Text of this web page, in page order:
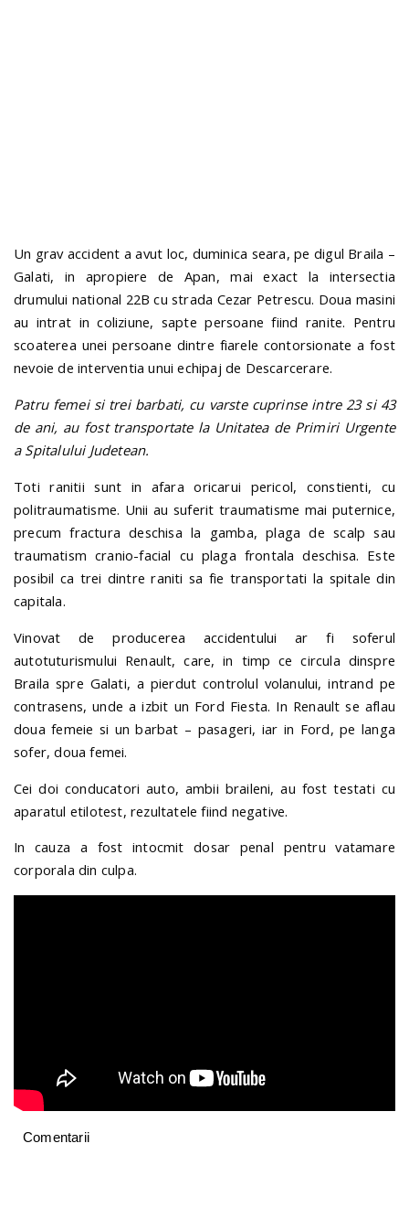
Un grav accident a avut loc, duminica seara, pe digul Braila –
Galati, in apropiere de Apan, mai exact la intersectia
drumului national 22B cu strada Cezar Petrescu. Doua masini
au intrat in coliziune, sapte persoane fiind ranite. Pentru
scoaterea unei persoane dintre fiarele contorsionate a fost
nevoie de interventia unui echipaj de Descarcerare.
Patru femei si trei barbati, cu varste cuprinse intre 23 si 43
de ani, au fost transportate la Unitatea de Primiri Urgente
a Spitalului Judetean.
Toti ranitii sunt in afara oricarui pericol, constienti, cu
politraumatisme. Unii au suferit traumatisme mai puternice,
precum fractura deschisa la gamba, plaga de scalp sau
traumatism cranio-facial cu plaga frontala deschisa. Este
posibil ca trei dintre raniti sa fie transportati la spitale din
capitala.
Vinovat de producerea accidentului ar fi soferul
autotuturismului Renault, care, in timp ce circula dinspre
Braila spre Galati, a pierdut controlul volanului, intrand pe
contrasens, unde a izbit un Ford Fiesta. In Renault se aflau
doua femeie si un barbat – pasageri, iar in Ford, pe langa
sofer, doua femei.
Cei doi conducatori auto, ambii braileni, au fost testati cu
aparatul etilotest, rezultatele fiind negative.
In cauza a fost intocmit dosar penal pentru vatamare
corporala din culpa.
Comentarii